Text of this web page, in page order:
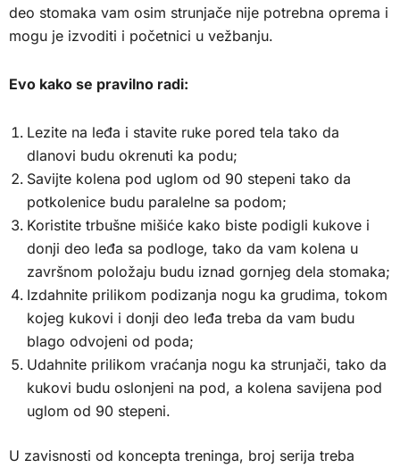
deo stomaka vam osim strunjače nije potrebna oprema i
mogu je izvoditi i početnici u vežbanju.
Evo kako se pravilno radi:
Lezite na leđa i stavite ruke pored tela tako da
dlanovi budu okrenuti ka podu;
Savijte kolena pod uglom od 90 stepeni tako da
potkolenice budu paralelne sa podom;
Koristite trbušne mišiće kako biste podigli kukove i
donji deo leđa sa podloge, tako da vam kolena u
završnom položaju budu iznad gornjeg dela stomaka;
Izdahnite prilikom podizanja nogu ka grudima, tokom
kojeg kukovi i donji deo leđa treba da vam budu
blago odvojeni od poda;
Udahnite prilikom vraćanja nogu ka strunjači, tako da
kukovi budu oslonjeni na pod, a kolena savijena pod
uglom od 90 stepeni.
U zavisnosti od koncepta treninga, broj serija treba